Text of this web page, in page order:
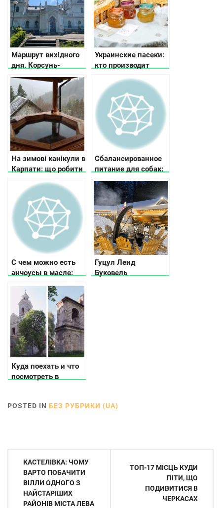
Маршрут вихідного
дня. Корсунь-
Шевченківський
Украинские пасеки:
кто производит
На зимові канікули в
Карпати: що робити
Сбалансированное
питание для собак:
как выбрать корм
для разных
возрастов и пород
С чем можно есть
анчоусы в масле:
интересных
гастрономических
сочетаний
Гуцул Ленд
Буковель
Куда поехать и что
посмотреть в
POSTED IN БЕЗ РУБРИКИ (UA)
Навігація
записів
КАСТЕЛІВКА: ЧОМУ
ВАРТО ПОБАЧИТИ
ВІЛЛИ ОДНОГО З
НАЙСТАРІШИХ
РАЙОНІВ МІСТА ЛЕВА
ТОП-17 МІСЦЬ КУДИ
ПІТИ, ЩО
ПОДИВИТИСЯ В
ЧЕРКАСАХ